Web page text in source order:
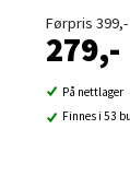
Førpris 399,-
279,-
På nettlager
Finnes i 53
Åpent i